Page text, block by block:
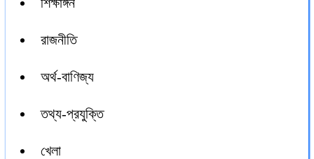
রাজনীতি
অর্থ-বাণিজ্য
তথ্য-প্রযুক্তি
খেলা